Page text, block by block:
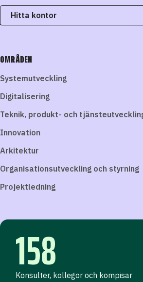
Hitta kontor
OMRÅDEN
Systemutveckling
Digitalisering
Teknik, produkt- och
Innovation
Arkitektur
Organisationsutveckling och styrning
Projektledning
158
Konsulter, kollegor och kompisar